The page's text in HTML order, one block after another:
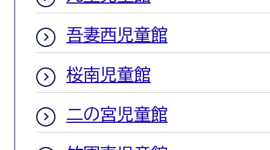
吾妻西児童館
桜南児童館
二の宮児童館